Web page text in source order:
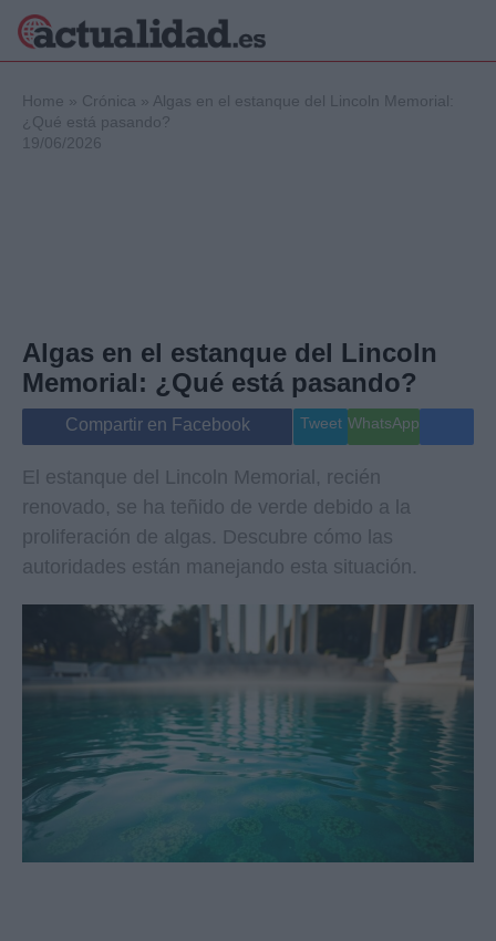
Internacional
Viajes
Gente
Musica
Home » Crónica » Algas en el estanque del Lincoln Memorial:
¿Qué está pasando?
19/06/2026
Algas en el estanque del Lincoln
Memorial: ¿Qué está pasando?
Compartir en Facebook Tweet WhatsApp
El estanque del Lincoln Memorial, recién
renovado, se ha teñido de verde debido a la
proliferación de algas. Descubre cómo las
autoridades están manejando esta situación.